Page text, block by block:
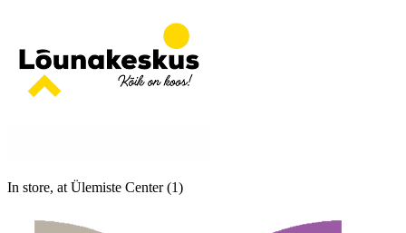
In store, at Ülemiste Center (1)